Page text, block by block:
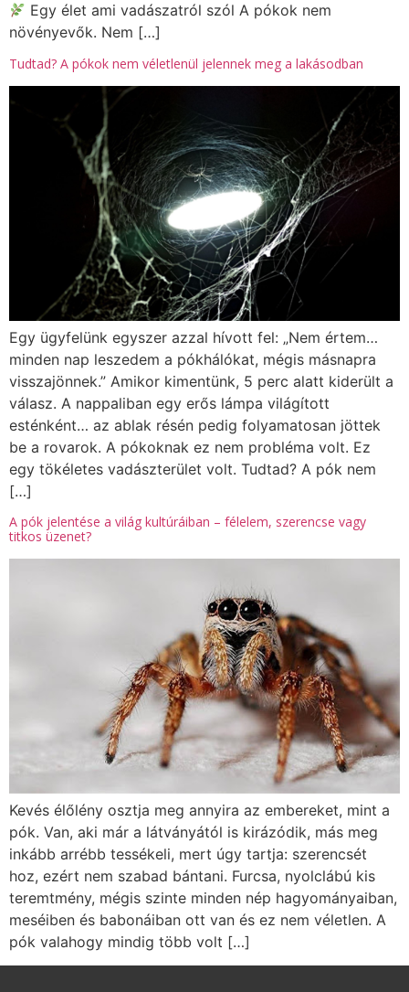
Egy élet ami vadászatról szól A pókok nem
növényevők. Nem […]
Tudtad? A pókok nem véletlenül jelennek meg a lakásodban
Egy ügyfelünk egyszer azzal hívott fel: „Nem értem…
minden nap leszedem a pókhálókat, mégis másnapra
visszajönnek.” Amikor kimentünk, 5 perc alatt kiderült a
válasz. A nappaliban egy erős lámpa világított
esténként… az ablak résén pedig folyamatosan jöttek
be a rovarok. A pókoknak ez nem probléma volt. Ez
egy tökéletes vadászterület volt. Tudtad? A pók nem
[…]
A pók jelentése a világ kultúráiban – félelem, szerencse vagy
titkos üzenet?
Kevés élőlény osztja meg annyira az embereket, mint a
pók. Van, aki már a látványától is kirázódik, más meg
inkább arrébb tessékeli, mert úgy tartja: szerencsét
hoz, ezért nem szabad bántani. Furcsa, nyolclábú kis
teremtmény, mégis szinte minden nép hagyományaiban,
meséiben és babonáiban ott van és ez nem véletlen. A
pók valahogy mindig több volt […]